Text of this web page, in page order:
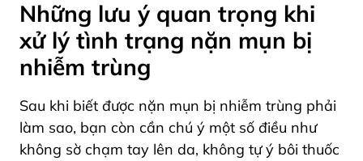
Những lưu ý quan trọng khi
xử lý tình trạng nặn mụn bị
nhiễm trùng
Sau khi biết được nặn mụn bị nhiễm trùng phải
làm sao, bạn còn cần chú ý một số điều như
không sờ chạm tay lên da, không tự ý bôi thuốc